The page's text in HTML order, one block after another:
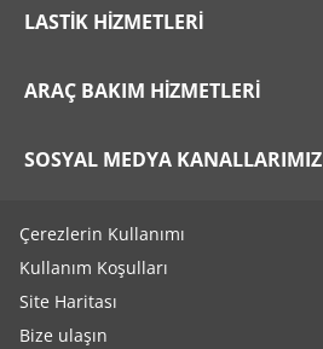
LASTIK HIZMETLERI
ARAÇ BAKIM HIZMETLERI
SOSYAL MEDYA KANALLARIMIZ
Çerezlerin Kullanımı
Kullanım Koşulları
Site Haritası
Bize ulaşın